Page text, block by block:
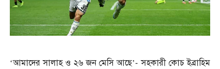
‘আমাদের সালাহ ও ২৬ জন মেসি আছে’- সহকারী কোচ ইব্রাহিম